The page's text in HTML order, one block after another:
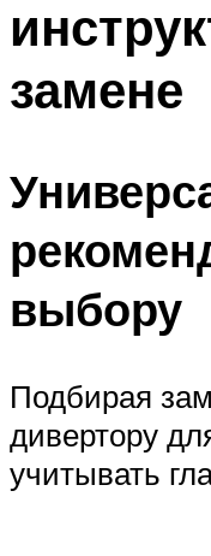
замене
выбору
Подбирая
дивертору
учитывать